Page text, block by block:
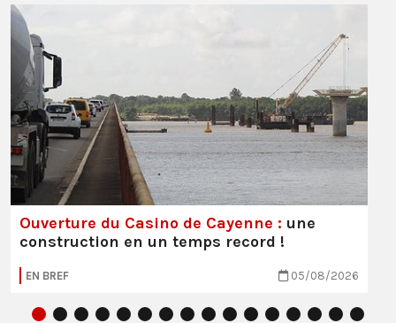
Ouverture du Casino de Cayenne : une
construction en un temps record !
EN BREF 05/08/2026